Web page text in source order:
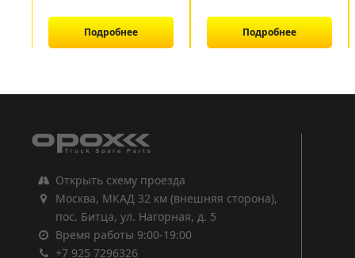
Подробнее Подробнее
Открыть схему проезда
Москва, МКАД 32 км (внешняя сторона),
пос. Битца, ул. Нагорная, д. 5
Время работы 9:00-19:00
+7 925 7296326